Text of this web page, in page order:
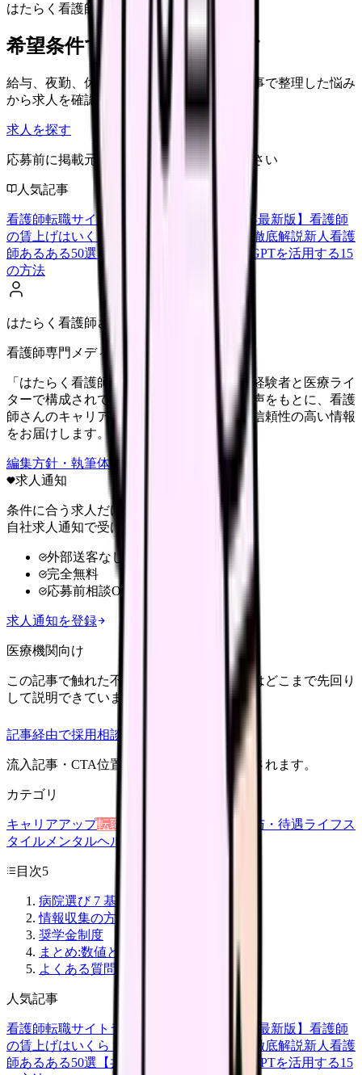
はたらく看護師さん 求人
希望条件で看護師求人を探す
給与、夜勤、休み、ブランクなど、この記事で整理した悩み
から求人を確認できます。
求人を探す
応募前に掲載元の最新情報を確認してください
人気記事
看護師転職サイトランキングTOP5【2026年最新版】 看護師
の賃上げはいくら？2026年度の最新情報を徹底解説新人看護
師あるある50選【共感必至】
看護師がChatGPTを活用する15
の方法
はたらく看護師さん編集部
看護師専門メディア
「はたらく看護師さん」編集部は、看護師経験者と医療ライ
ターで構成されています。現場のリアルな声をもとに、看護
師さんのキャリア・転職・働き方に関する信頼性の高い情報
をお届けします。
編集方針・執筆体制・監修体制を見る
求人通知
条件に合う求人だけ
自社求人通知で受け取る
外部送客なし
完全無料
応募前相談OK
求人通知を登録
医療機関向け
この記事で触れた不安を、自院の求人票ではどこまで先回り
して説明できていますか？
記事経由で採用相談
流入記事・CTA位置つきで管理画面に記録されます。
カテゴリ
キャリアアップ転職ガイド 給与・待遇ライフス
タイル メンタルヘルス
目次5
病院選び 7 基準
情報収集の方法
奨学金制度
まとめ:数値と現場感の両方で
よくある質問
人気記事
看護師転職サイトランキングTOP5【2026年最新版】 看護師
の賃上げはいくら？2026年度の最新情報を徹底解説新人看護
師あるある50選【共感必至】
看護師がChatGPTを活用する15